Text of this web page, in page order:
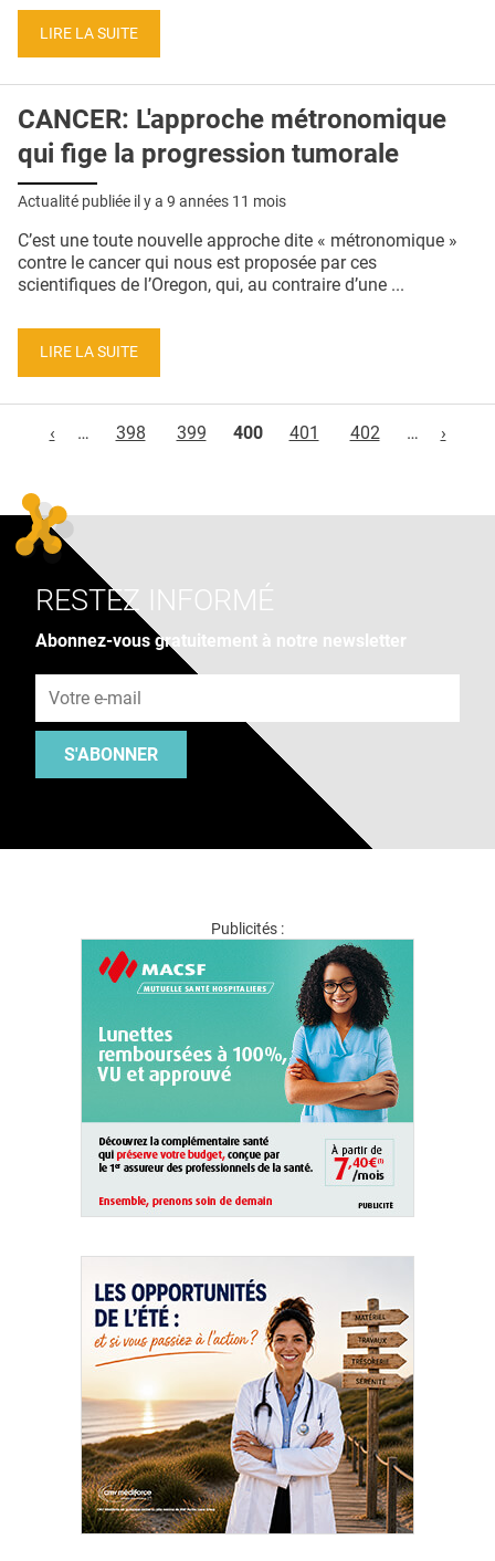
LIRE LA SUITE
CANCER: L'approche métronomique
qui fige la progression tumorale
Actualité publiée il y a 9 années 11 mois
C’est une toute nouvelle approche dite « métronomique »
contre le cancer qui nous est proposée par ces
scientifiques de l’Oregon, qui, au contraire d’une ...
LIRE LA SUITE
‹
… 398 399 400 401 402 … ›
RESTEZ INFORMÉ
Abonnez-vous gratuitement à notre newsletter
S'ABONNER
Publicités :